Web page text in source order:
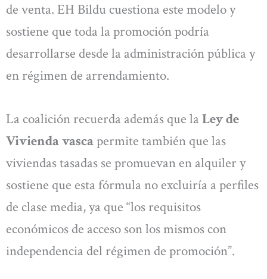
de venta. EH Bildu cuestiona este modelo y
sostiene que toda la promoción podría
desarrollarse desde la administración pública y
en régimen de arrendamiento.
La coalición recuerda además que la Ley de
Vivienda vascapermite también que las
viviendas tasadas se promuevan en alquiler y
sostiene que esta fórmula no excluiría a perfiles
de clase media, ya que “los requisitos
económicos de acceso son los mismos con
independencia del régimen de promoción”.